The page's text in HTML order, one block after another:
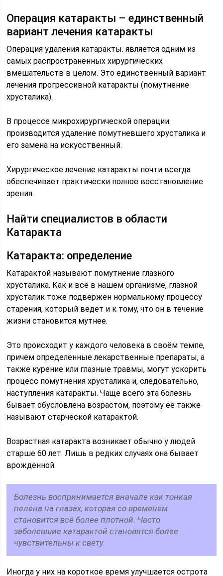
Операция катаракты – единственный
вариант лечения катаракты
Операция удаления катаракты. является одним из
самых распространённых хирургических
вмешательств в целом. Это единственный вариант
лечения прогрессивной катаракты (помутнение
хрусталика).
В процессе микрохирургической операции.
производится удаление помутневшего хрусталика и
его замена на искусственный.
Хирургическое лечение катаракты почти всегда
обеспечивает практически полное восстановление
зрения.
Найти специалистов в области
Катаракта
Катаракта: определение
Катарактой называют помутнение глазного
хрусталика. Как и всё в нашем организме, глазной
хрусталик тоже подвержен нормальному процессу
старения, который ведёт и к тому, что он в течение
жизни становится мутнее.
Это происходит у каждого человека в своём темпе,
причём определённые лекарственные препараты, а
также курение или глазные травмы, могут ускорить
процесс помутнения хрусталика и, следовательно,
наступления катаракты. Чаще всего эта болезнь
бывает обусловлена возрастом, поэтому её также
называют старческой катарактой.
Возрастная катаракта возникает обычно у людей
старше 60 лет. Лишь в редких случаях она бывает
врождённой.
Болезнь воспринимается вначале как тонкая
пелена на глазах, которая со временем
становится всё более плотной. Часто
заболевшие катарактой становятся более
чувствительны к свету.
Иногда у них на короткое время улучшается острота